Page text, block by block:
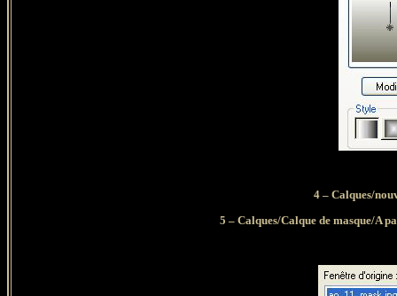
4 – Calques/
5 – Calques/Calque de masque/A